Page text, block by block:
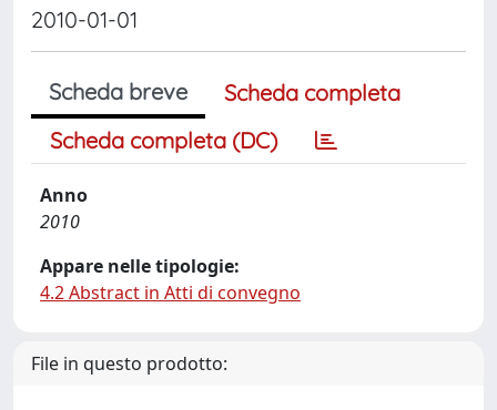
2010-01-01
Scheda breve
Scheda completa
Scheda completa (DC)
Anno
2010
Appare nelle tipologie:
4.2 Abstract in Atti di convegno
File in questo prodotto: